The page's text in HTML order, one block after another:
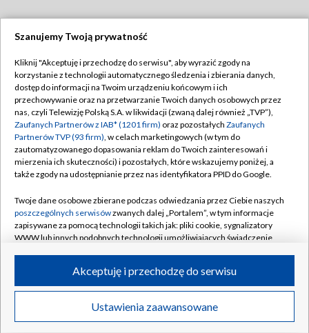
TVP
Abonament TVP
Emisja w TVP
Centrum informacji TVP
Naziemna Telewizja Cyfrowa
Rada Programowa
System NOS
Informacje o nadawcy
Program dla prasy
Ogłoszenie przetargowe
Regulamin TVP
Polityka prywatności
Moje zgody
Pomoc
Kontakt
Kanały
©2026 Telewizja Polska S.A. w likwidacji
Szanujemy Twoją prywatność
Kliknij "Akceptuję i przechodzę do serwisu", aby wyrazić zgody na
korzystanie z technologii automatycznego śledzenia i zbierania danych,
dostęp do informacji na Twoim urządzeniu końcowym i ich
przechowywanie oraz na przetwarzanie Twoich danych osobowych przez
nas, czyli Telewizję Polską S.A. w likwidacji (zwaną dalej również „TVP”),
Zaufanych Partnerów z IAB* (1201 firm) oraz pozostałych Zaufanych
Partnerów TVP (93 firm), w celach marketingowych (w tym do
zautomatyzowanego dopasowania reklam do Twoich zainteresowań i
mierzenia ich skuteczności) i pozostałych, które wskazujemy poniżej, a
także zgody na udostępnianie przez nas identyfikatora PPID do Google.
Twoje dane osobowe zbierane podczas odwiedzania przez Ciebie naszych
poszczególnych serwisówzwanych dalej „Portalem”, w tym informacje
zapisywane za pomocą technologii takich jak: pliki cookie, sygnalizatory
WWW lub innych podobnych technologii umożliwiających świadczenie
ruchu w Internecie.
Twoje dane osobowe zbierane podczas odwiedzania przez Ciebie
poszczególnych serwisówna Portalu, takie jak adresy IP, identyfikatory
Ustawienia zaawansowane
Akceptuję i przechodzę do serwisu